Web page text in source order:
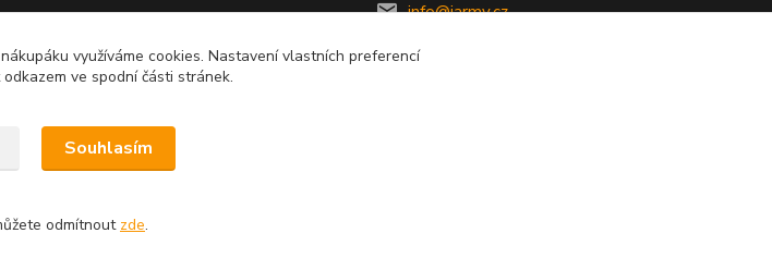
info@jarmy.cz
využíváme cookies. Nastavení vlastních preferencí
ve spodní části stránek.
Souhlasím
odmítnout zde.